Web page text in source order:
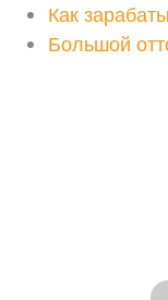
Как
Большой